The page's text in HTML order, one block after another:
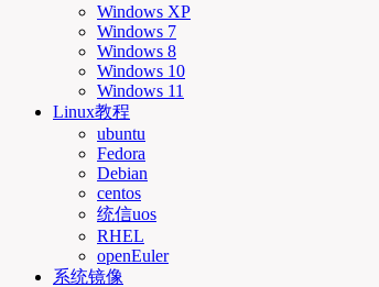
Windows XP
Windows 7
Windows 8
Windows 10
Windows 11
Linux教程
ubuntu
Fedora
Debian
centos
统信uos
RHEL
openEuler
系统镜像